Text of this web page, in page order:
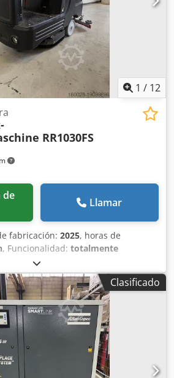
1 / 12
RR1030FS
Llamar
fabricación: 2025, horas de
, Funcionalidad: totalmente
potente fregadora con operador a
El dispositivo está en muy
está listo para su uso inmediato.
Estado: Usado, muy bueno. Horario
de construcción: 2025 Fregadora
Limpiador de pisos Fregadora 100Ah
suelos eficaz combinada con un
sencillo. ¡Devuelve el brillo a tu
secadora totalmente eléctrica con
Clasificado